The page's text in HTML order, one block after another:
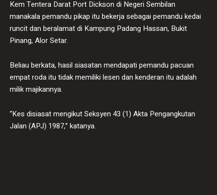
Kem Tentera Darat Port Dickson di Negeri Sembilan
manakala pemandu pikap itu bekerja sebagai pemandu kedai
runcit dan beralamat di Kampung Padang Hassan, Bukit
Pinang, Alor Setar.
Beliau berkata, hasil siasatan mendapati pemandu pacuan
empat roda itu tidak memiliki lesen dan kenderan itu adalah
milik majikannya.
“Kes disiasat mengikut Seksyen 43 (1) Akta Pengangkutan
Jalan (APJ) 1987,” katanya.